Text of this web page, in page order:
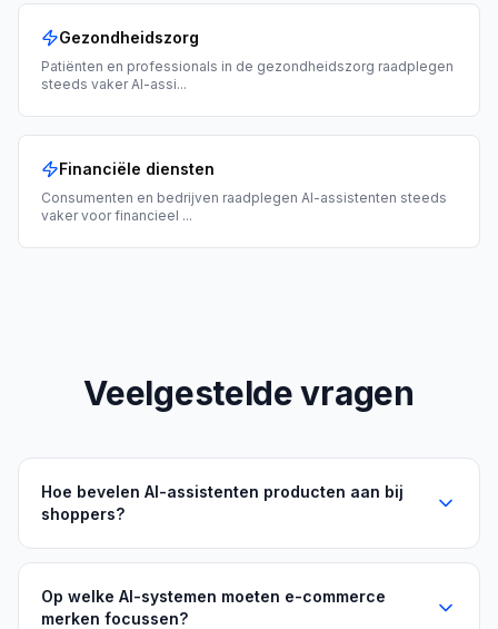
Gezondheidszorg
Patiënten en professionals in de gezondheidszorg raadplegen
steeds vaker AI-assi...
Financiële diensten
Consumenten en bedrijven raadplegen AI-assistenten steeds
vaker voor financieel ...
Veelgestelde vragen
Hoe bevelen AI-assistenten producten aan bij
shoppers?
Op welke AI-systemen moeten e-commerce
merken focussen?